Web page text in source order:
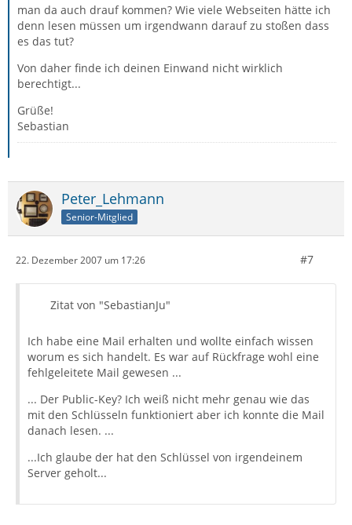
man da auch drauf kommen? Wie viele Webseiten hätte ich
denn lesen müssen um irgendwann darauf zu stoßen dass
es das tut?
Von daher finde ich deinen Einwand nicht wirklich
berechtigt...
Grüße!
Sebastian
Peter_Lehmann
Senior-Mitglied
22. Dezember 2007 um 17:26 #7
Zitat von "SebastianJu"
Ich habe eine Mail erhalten und wollte einfach wissen
worum es sich handelt. Es war auf Rückfrage wohl eine
fehlgeleitete Mail gewesen ...
... Der Public-Key? Ich weiß nicht mehr genau wie das
mit den Schlüsseln funktioniert aber ich konnte die Mail
danach lesen. ...
...Ich glaube der hat den Schlüssel von irgendeinem
Server geholt...